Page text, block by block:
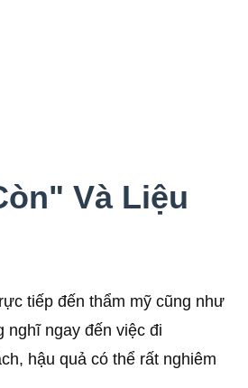
Và Liệu
tiếp đến thẩm mỹ cũng như
ngay đến việc đi
hậu quả có thể rất nghiêm